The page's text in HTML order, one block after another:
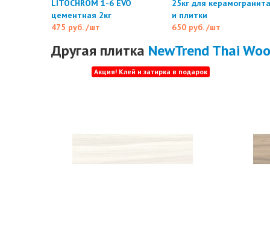
LITOCHROM 1-6 EVO
цементная 2кг
475 руб./шт
25кг для керамогранита
и плитки
650 руб./шт
Другая плитка NewTrend Thai
Акция! Клей и затирка в подарок